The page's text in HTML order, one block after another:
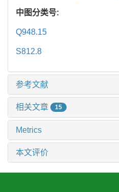
中图分类号:
Q948.15
S812.8
参考文献
相关文章 15
Metrics
本文评价